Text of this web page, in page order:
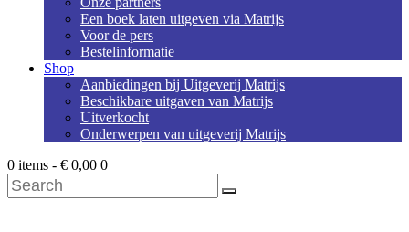
Een boek laten uitgeven via Matrijs
Voor de pers
Bestelinformatie
Shop
Aanbiedingen bij Uitgeverij Matrijs
Beschikbare uitgaven van Matrijs
Uitverkocht
Onderwerpen van uitgeverij Matrijs
0 items - € 0,00 0
Search